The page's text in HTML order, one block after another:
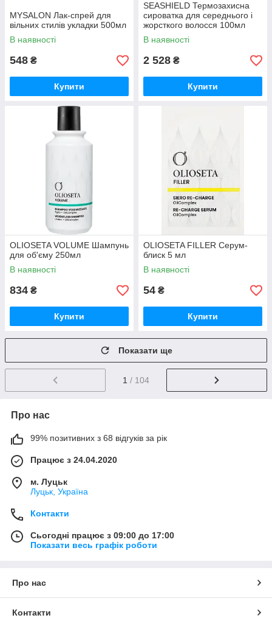
MYSALON Лак-спрей для
вільних стилів укладки 500мл
В наявності
548 ₴
Купити
SEASHIELD Термозахисна
сироватка для середнього і
жорсткого волосся 100мл
В наявності
2 528 ₴
Купити
OLIOSETA VOLUME Шампунь
для об'єму 250мл
В наявності
834 ₴
Купити
OLIOSETA FILLER Серум-
блиск 5 мл
В наявності
54 ₴
Купити
Показати ще
1 / 104
Про нас
99% позитивних з 68 відгуків за рік
Працює з 24.04.2020
м. Луцьк
Луцьк, Україна
Контакти
Сьогодні працює з 09:00 до 17:00
Показати весь графік роботи
Про нас
Контакти